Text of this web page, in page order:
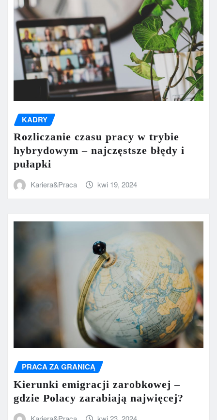
KADRY
Rozliczanie czasu pracy w trybie
hybrydowym – najczęstsze błędy i
pułapki
Kariera&Praca kwi 19, 2024
PRACA ZA GRANICĄ
Kierunki emigracji zarobkowej –
gdzie Polacy zarabiają najwięcej?